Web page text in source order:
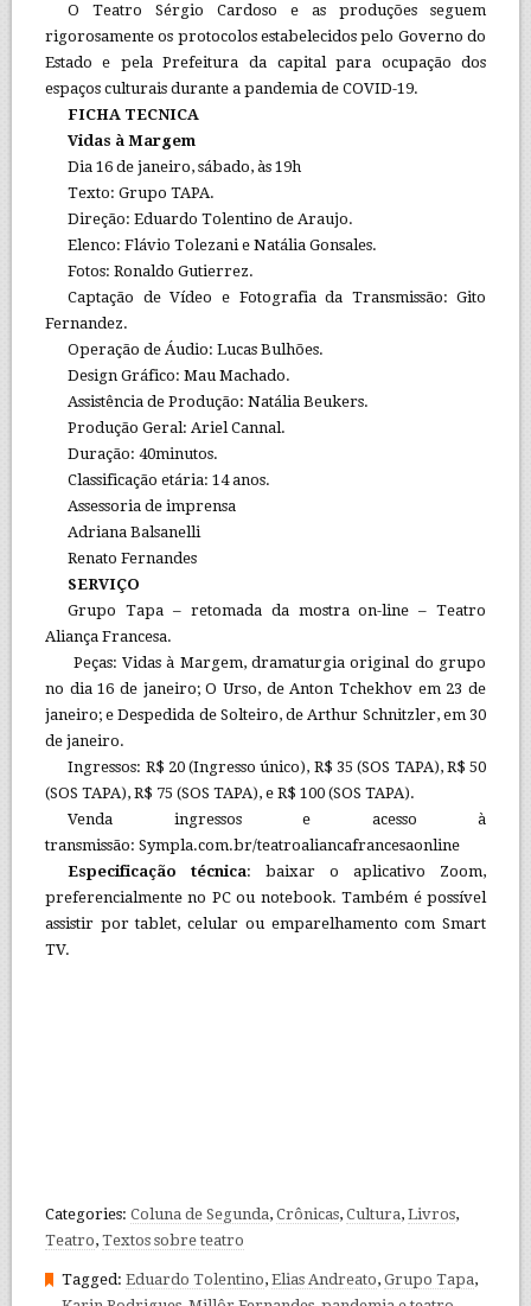
O Teatro Sérgio Cardoso e as produções seguem
rigorosamente os protocolos estabelecidos pelo Governo do
Estado e pela Prefeitura da capital para ocupação dos
espaços culturais durante a pandemia de COVID-19.
FICHA TECNICA
Vidas à Margem
Dia 16 de janeiro, sábado, às 19h
Texto: Grupo TAPA.
Direção: Eduardo Tolentino de Araujo.
Elenco: Flávio Tolezani e Natália Gonsales.
Fotos: Ronaldo Gutierrez.
Captação de Vídeo e Fotografia da Transmissão: Gito
Fernandez.
Operação de Áudio: Lucas Bulhões.
Design Gráfico: Mau Machado.
Assistência de Produção: Natália Beukers.
Produção Geral: Ariel Cannal.
Duração: 40minutos.
Classificação etária: 14 anos.
Assessoria de imprensa
Adriana Balsanelli
Renato Fernandes
SERVIÇO
Grupo Tapa – retomada da mostra on-line – Teatro
Aliança Francesa.
Peças: Vidas à Margem, dramaturgia original do grupo
no dia 16 de janeiro; O Urso, de Anton Tchekhov em 23 de
janeiro; e Despedida de Solteiro, de Arthur Schnitzler, em 30
de janeiro.
Ingressos: R$ 20 (Ingresso único), R$ 35 (SOS TAPA), R$ 50
(SOS TAPA), R$ 75 (SOS TAPA), e R$ 100 (SOS TAPA).
Venda ingressos e acesso à
transmissão: Sympla.com.br/teatroaliancafrancesaonline
Especificação técnica: baixar o aplicativo Zoom,
preferencialmente no PC ou notebook. Também é possível
assistir por tablet, celular ou emparelhamento com Smart
TV.
Categories: Coluna de Segunda, Crônicas, Cultura, Livros,
Teatro, Textos sobre teatro
Tagged: Eduardo Tolentino, Elias Andreato, Grupo Tapa,